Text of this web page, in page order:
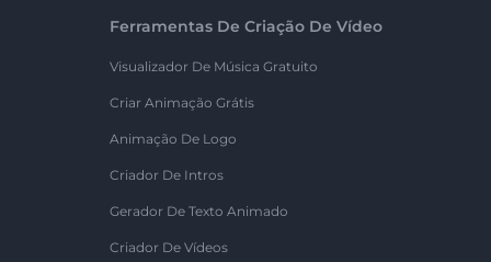
Ferramentas De Criação De Vídeo
Visualizador De Música Gratuito
Criar Animação Grátis
Animação De Logo
Criador De Intros
Gerador De Texto Animado
Criador De Vídeos